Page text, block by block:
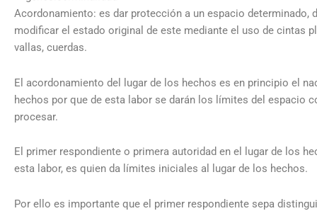
Acordonamiento: es dar protección a un espacio determinado,
modificar el estado original de este mediante el uso de cintas
vallas, cuerdas.
El acordonamiento del lugar de los hechos es en principio el
hechos por que de esta labor se darán los límites del espacio
procesar.
El primer respondiente o primera autoridad en el lugar de los
esta labor, es quien da límites iniciales al lugar de los hechos.
Por ello es importante que el primer respondiente sepa